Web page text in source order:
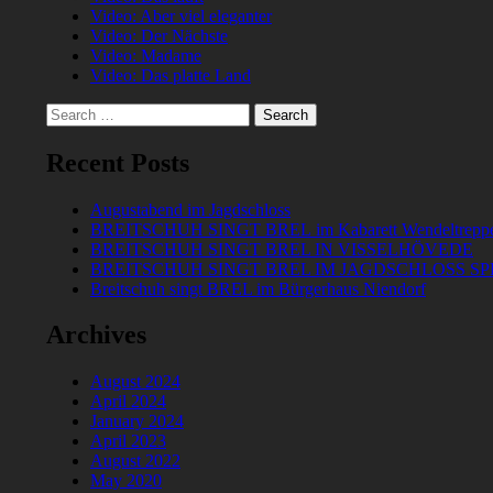
Video: Aber viel eleganter
Video: Der Nächste
Video: Madame
Video: Das platte Land
Search
for:
Recent Posts
Augustabend im Jagdschloss
BREITSCHUH SINGT BREL im Kabarett
BREITSCHUH SINGT BREL IN VISSELHÖVEDE
BREITSCHUH SINGT BREL IM JAGDSCHLOSS
Breitschuh singt BREL im Bürgerhaus Niendorf
Archives
August 2024
April 2024
January 2024
April 2023
August 2022
May 2020